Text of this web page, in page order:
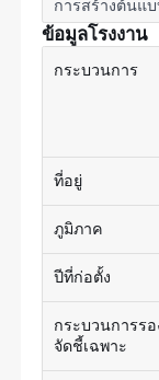
การสร้างต้นแบ
ข้อมูลโรงงาน
กระบวนการ
ที่อยู่
ภูมิภาค
ปีที่ก่อตั้ง
กระบวนการรอ
จัดชี้เฉพาะ